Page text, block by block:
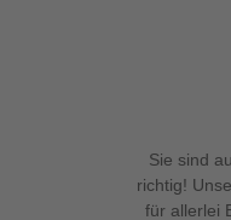
Sie sind
richtig!
für allerlei